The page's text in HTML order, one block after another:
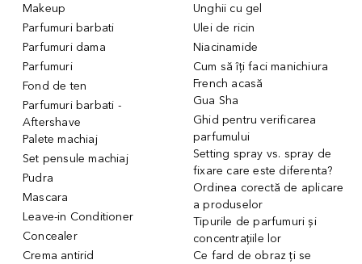
Makeup
Parfumuri barbati
Parfumuri dama
Parfumuri
Fond de ten
Parfumuri barbati -
Aftershave
Palete machiaj
Set pensule machiaj
Pudra
Mascara
Leave-in Conditioner
Concealer
Crema antirid
Unghii cu gel
Ulei de ricin
Niacinamide
Cum să îți faci manichiura
French acasă
Gua Sha
Ghid pentru verificarea
parfumului
Setting spray vs. spray de
fixare care este diferenta?
Ordinea corectă de aplicare
a produselor
Tipurile de parfumuri și
concentrațiile lor
Ce fard de obraz ți se